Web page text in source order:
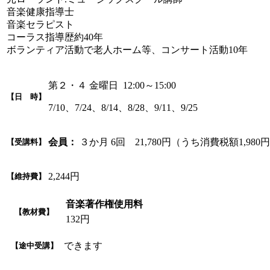
音楽健康指導士
音楽セラピスト
コーラス指導歴約40年
ボランティア活動で老人ホーム等、コンサート活動10年
【日 時】
第２・４ 金曜日 12:00～15:00
7/10、7/24、8/14、8/28、9/11、9/25
【受講料】 会員： ３か月 6回 21,780円（うち消費税額1,980
【維持費】 2,244円
【教材費】
音楽著作権使用料
132円
【途中受講】 できます